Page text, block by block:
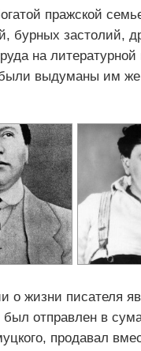
пражской
бурных застолий,
на
выдуманы им же
жизни писателя
был отправлен в
продавал